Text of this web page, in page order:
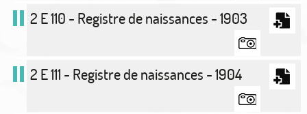
2 E 110 - Registre de naissances - 1903
2 E 111 - Registre de naissances - 1904